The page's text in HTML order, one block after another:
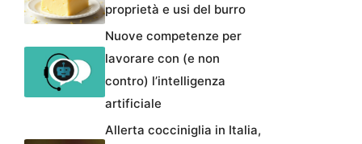
proprietà e usi del burro
Nuove competenze per
lavorare con (e non
contro) l’intelligenza
artificiale
Allerta cocciniglia in Italia,